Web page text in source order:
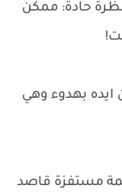
حادة: ممكن
ايده بهدوء وهي
مستفزة قاصد